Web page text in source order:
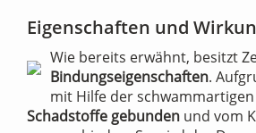
Eigenschaften und
Wie bereits erwähnt, besitzt
Bindungseigenschaften.
mit Hilfe der
Schadstoffe gebunden und vom